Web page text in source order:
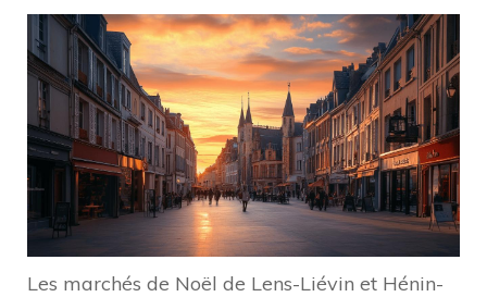
Les marchés de Noël de Lens-Liévin et Hénin-